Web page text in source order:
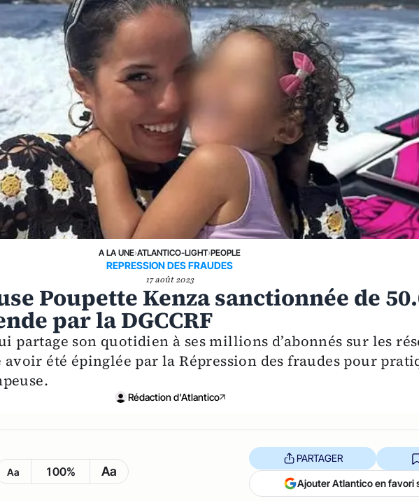
A LA UNE›ATLANTICO-LIGHT›PEOPLE
REPRESSION DES FRAUDES
17 août 2023
Poupette Kenza sanctionnée de
par la DGCCRF
partage son quotidien à ses millions d’abonnés sur les
été épinglée par la Répression des fraudes pour
Rédaction d'Atlantico
Aa 100% Aa
PARTAGER
Ajouter Atlantico en favori